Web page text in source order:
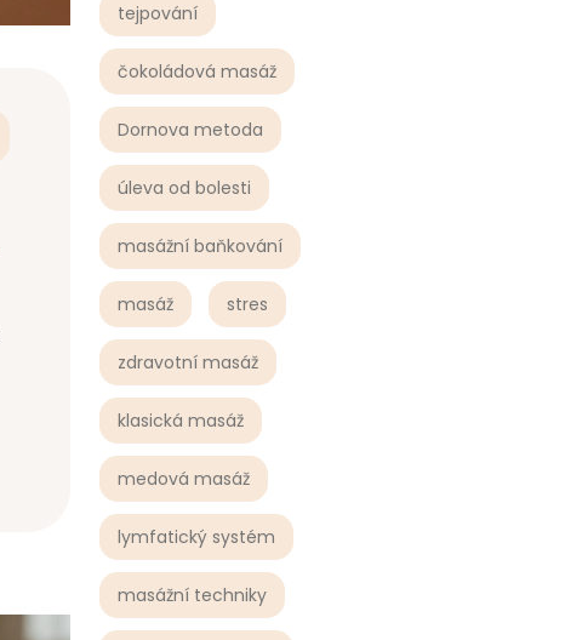
tejpování
čokoládová masáž
Dornova metoda
úleva od bolesti
masážní baňkování
masáž stres
zdravotní masáž
klasická masáž
medová masáž
lymfatický systém
masážní techniky